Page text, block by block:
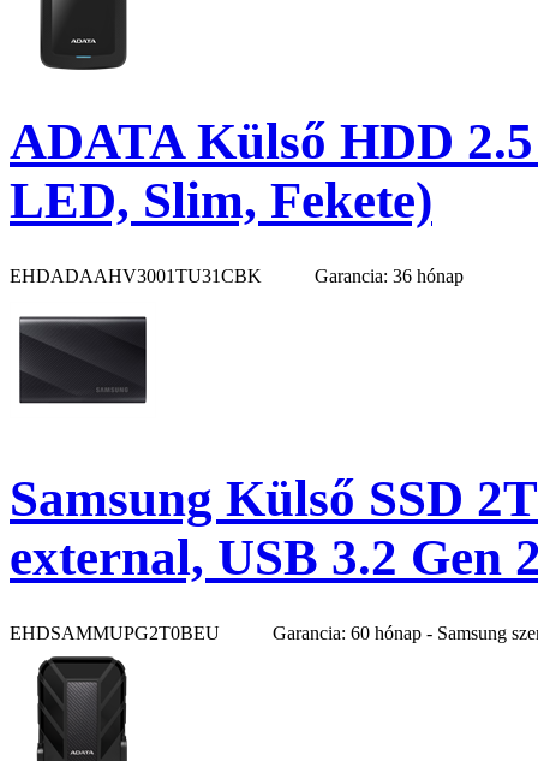
ADATA Külső HDD
LED, Slim, Fekete)
EHDADAAHV3001TU31CBK Garancia: 36 hónap
Samsung Külső SSD
external, USB 3.2 Gen
EHDSAMMUPG2T0BEU Garancia: 60 hónap - Samsung